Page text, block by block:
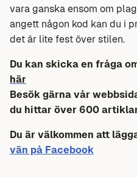
vara ganska ensom om
angett någon kod kan du i
det är lite fest över stilen.
Du kan skicka en fråga
här
Besök gärna vår
du hittar över 600
Du är välkommen att
vän på Facebook